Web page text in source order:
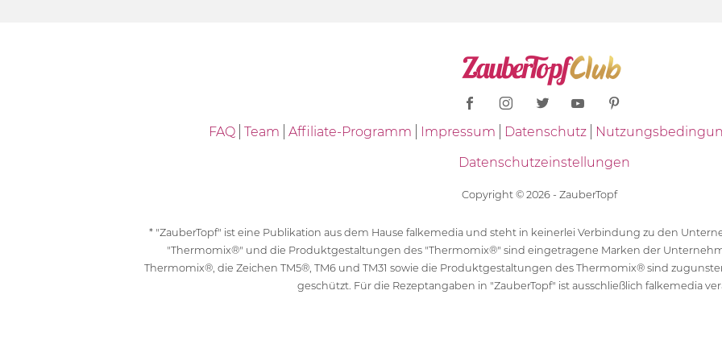
FAQ Team Affiliate-Programm Impressum Datenschutz
Datenschutzeinstellungen
Copyright © 2026 - ZauberTopf
* "ZauberTopf" ist eine Publikation aus dem Hause falkemedia und steht in keinerlei Verbindung zu den
"Thermomix®" und die Produktgestaltungen des "Thermomix®" sind eingetragene Marken der
Thermomix®, die Zeichen TM5®, TM6 und TM31 sowie die Produktgestaltungen des Thermomix® sind
geschützt. Für die Rezeptangaben in "ZauberTopf" ist ausschließlich falkemedia